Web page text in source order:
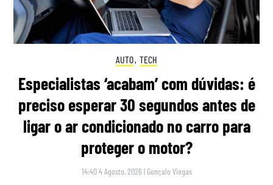
AUTO, TECH
Especialistas ‘acabam’ com dúvidas: é
preciso esperar 30 segundos antes de
ligar o ar condicionado no carro para
proteger o motor?
14:40 4 Agosto, 2026 | Gonçalo Viegas